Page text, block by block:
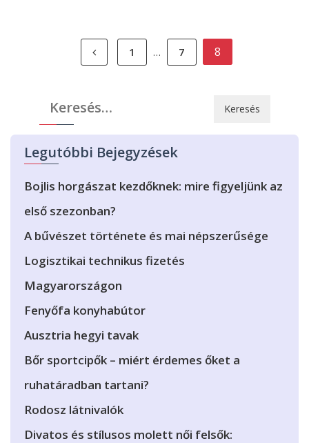
Bejegyzések
lapozása
1 … 7 8
Keresés:
Legutóbbi Bejegyzések
Bojlis horgászat kezdőknek: mire figyeljünk az
első szezonban?
A bűvészet története és mai népszerűsége
Logisztikai technikus fizetés
Magyarországon
Fenyőfa konyhabútor
Ausztria hegyi tavak
Bőr sportcipők – miért érdemes őket a
ruhatáradban tartani?
Rodosz látnivalók
Divatos és stílusos molett női felsők: